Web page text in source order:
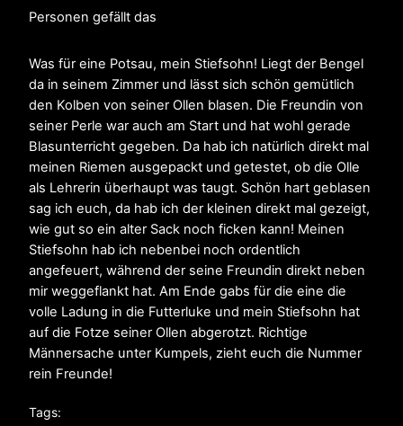
Personen gefällt das
Was für eine Potsau, mein Stiefsohn! Liegt der Bengel
da in seinem Zimmer und lässt sich schön gemütlich
den Kolben von seiner Ollen blasen. Die Freundin von
seiner Perle war auch am Start und hat wohl gerade
Blasunterricht gegeben. Da hab ich natürlich direkt mal
meinen Riemen ausgepackt und getestet, ob die Olle
als Lehrerin überhaupt was taugt. Schön hart geblasen
sag ich euch, da hab ich der kleinen direkt mal gezeigt,
wie gut so ein alter Sack noch ficken kann! Meinen
Stiefsohn hab ich nebenbei noch ordentlich
angefeuert, während der seine Freundin direkt neben
mir weggeflankt hat. Am Ende gabs für die eine die
volle Ladung in die Futterluke und mein Stiefsohn hat
auf die Fotze seiner Ollen abgerotzt. Richtige
Männersache unter Kumpels, zieht euch die Nummer
rein Freunde!
Tags: